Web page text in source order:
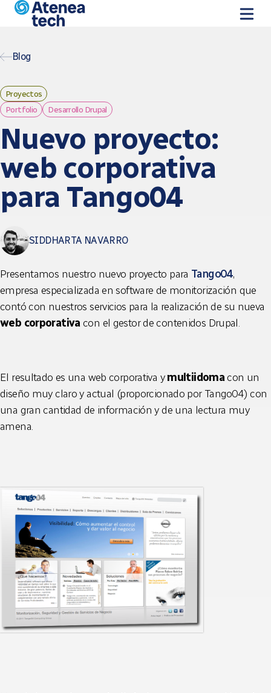
Vés al contingut
Blog
Proyectos
Portfolio
Desarrollo Drupal
Nuevo proyecto:
web corporativa
para Tango04
SIDDHARTA NAVARRO
Presentamos nuestro nuevo proyecto para Tango04,
empresa especializada en software de monitorización que
contó con nuestros servicios para la realización de su nueva
web corporativacon el gestor de contenidos Drupal.
El resultado es una web corporativa ymultiidomacon un
diseño muy claro y actual (proporcionado por Tango04) con
una gran cantidad de información y de una lectura muy
amena.